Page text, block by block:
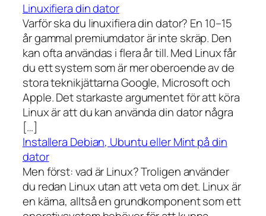
Linuxifiera din dator
Varför ska du linuxifiera din dator? En 10–15
år gammal premiumdator är inte skräp. Den
kan ofta användas i flera år till. Med Linux får
du ett system som är mer oberoende av de
stora teknikjättarna Google, Microsoft och
Apple. Det starkaste argumentet för att köra
Linux är att du kan använda din dator några
[…]
Installera Debian, Ubuntu eller Mint på din
dator
Men först: vad är Linux? Troligen använder
du redan Linux utan att veta om det. Linux är
en kärna, alltså en grundkomponent som ett